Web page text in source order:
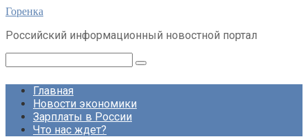
Перейти
контенту
Горенка
Российский информационный новостной портал
Главная
Новости экономики
Зарплаты в России
Что нас ждет?